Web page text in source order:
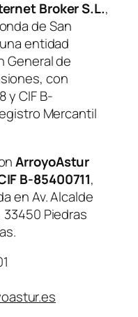
Broker S.L.,
de San
entidad
General de
con
y CIF B-
Mercantil
ArroyoAstur
B-85400711,
en Av. Alcalde
33450 Piedras